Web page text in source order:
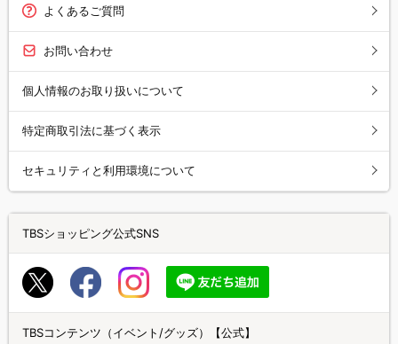
よくあるご質問
お問い合わせ
個人情報のお取り扱いについて
特定商取引法に基づく表示
セキュリティと利用環境について
TBSショッピング公式SNS
TBSコンテンツ（イベント/グッズ）【公式】